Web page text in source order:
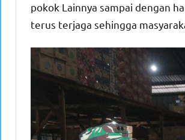
pokok Lainnya sampai dengan
terus terjaga sehingga